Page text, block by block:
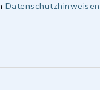
Datenschutzhinweisen